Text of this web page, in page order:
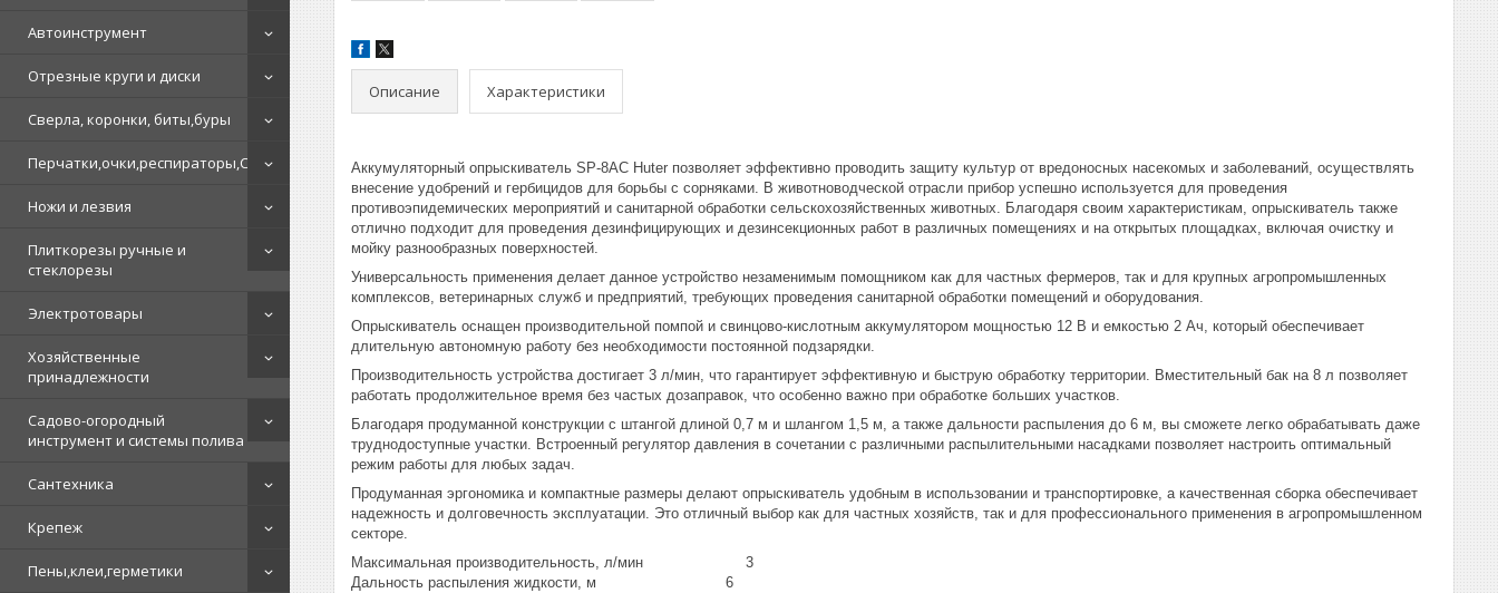
Автоинструмент
Отрезные круги и диски
Сверла, коронки, биты,буры
Перчатки,очки,респираторы,СИЗ
Ножи и лезвия
Плиткорезы ручные и
стеклорезы
Электротовары
Хозяйственные
принадлежности
Садово-огородный
инструмент и системы полива
Сантехника
Крепеж
Пены,клеи,герметики
Описание Характеристики
Аккумуляторный опрыскиватель SP-8AC Huter позволяет эффективно проводить защиту культур от вредоносных насекомых и заболеваний, осуществлять
внесение удобрений и гербицидов для борьбы с сорняками. В животноводческой отрасли прибор успешно используется для проведения
противоэпидемических мероприятий и санитарной обработки сельскохозяйственных животных. Благодаря своим характеристикам, опрыскиватель также
отлично подходит для проведения дезинфицирующих и дезинсекционных работ в различных помещениях и на открытых площадках, включая очистку и
мойку разнообразных поверхностей.
Универсальность применения делает данное устройство незаменимым помощником как для частных фермеров, так и для крупных агропромышленных
комплексов, ветеринарных служб и предприятий, требующих проведения санитарной обработки помещений и оборудования.
Опрыскиватель оснащен производительной помпой и свинцово-кислотным аккумулятором мощностью 12 В и емкостью 2 Ач, который обеспечивает
длительную автономную работу без необходимости постоянной подзарядки.
Производительность устройства достигает 3 л/мин, что гарантирует эффективную и быструю обработку территории. Вместительный бак на 8 л позволяет
работать продолжительное время без частых дозаправок, что особенно важно при обработке больших участков.
Благодаря продуманной конструкции с штангой длиной 0,7 м и шлангом 1,5 м, а также дальности распыления до 6 м, вы сможете легко обрабатывать даже
труднодоступные участки. Встроенный регулятор давления в сочетании с различными распылительными насадками позволяет настроить оптимальный
режим работы для любых задач.
Продуманная эргономика и компактные размеры делают опрыскиватель удобным в использовании и транспортировке, а качественная сборка обеспечивает
надежность и долговечность эксплуатации. Это отличный выбор как для частных хозяйств, так и для профессионального применения в агропромышленном
секторе.
Максимальная производительность, л/мин 3
Дальность распыления жидкости, м 6